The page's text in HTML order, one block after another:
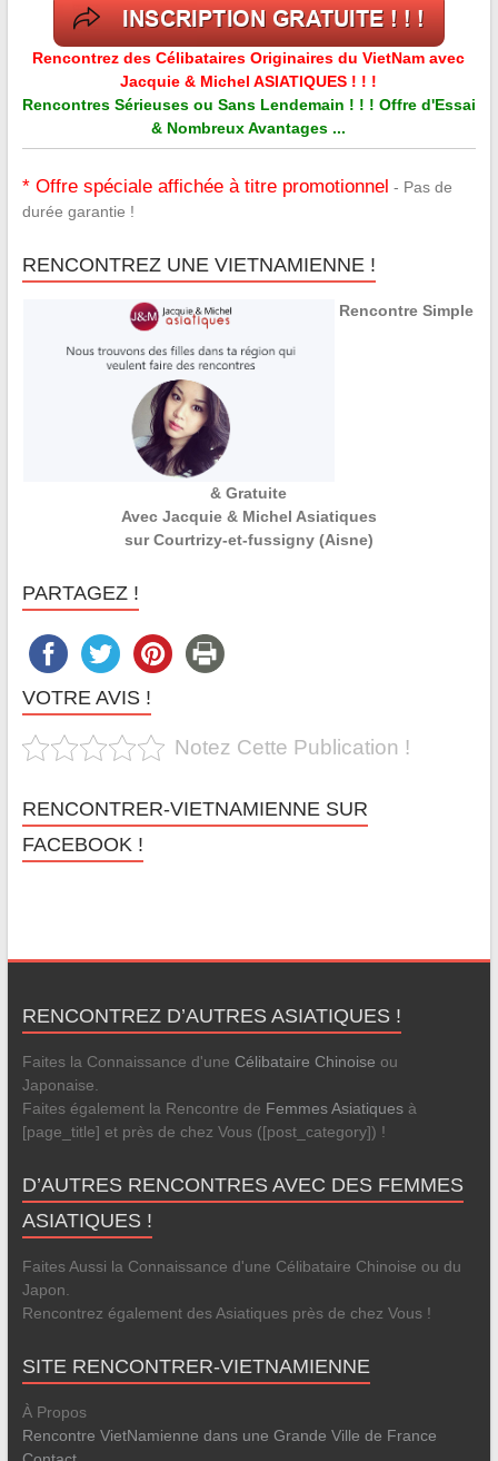
Rencontrez des Célibataires Originaires du VietNam avec
Jacquie & Michel ASIATIQUES ! ! !
Rencontres Sérieuses ou Sans Lendemain ! ! ! Offre d'Essai
& Nombreux Avantages ...
* Offre spéciale affichée à titre promotionnel - Pas de
durée garantie !
RENCONTREZ UNE VIETNAMIENNE !
Rencontre Simple
& Gratuite
Avec Jacquie & Michel Asiatiques
sur Courtrizy-et-fussigny (Aisne)
PARTAGEZ !
VOTRE AVIS !
Notez Cette Publication !
RENCONTRER-VIETNAMIENNE SUR
FACEBOOK !
RENCONTREZ D’AUTRES ASIATIQUES !
Faites la Connaissance d'une Célibataire Chinoise ou
Japonaise.
Faites également la Rencontre de Femmes Asiatiquesà
[page_title] et près de chez Vous ([post_category]) !
D’AUTRES RENCONTRES AVEC DES FEMMES
ASIATIQUES !
Faites Aussi la Connaissance d'une Célibataire Chinoise ou du
Japon.
Rencontrez également des Asiatiques près de chez Vous !
SITE RENCONTRER-VIETNAMIENNE
À Propos
Rencontre VietNamienne dans une Grande Ville de France